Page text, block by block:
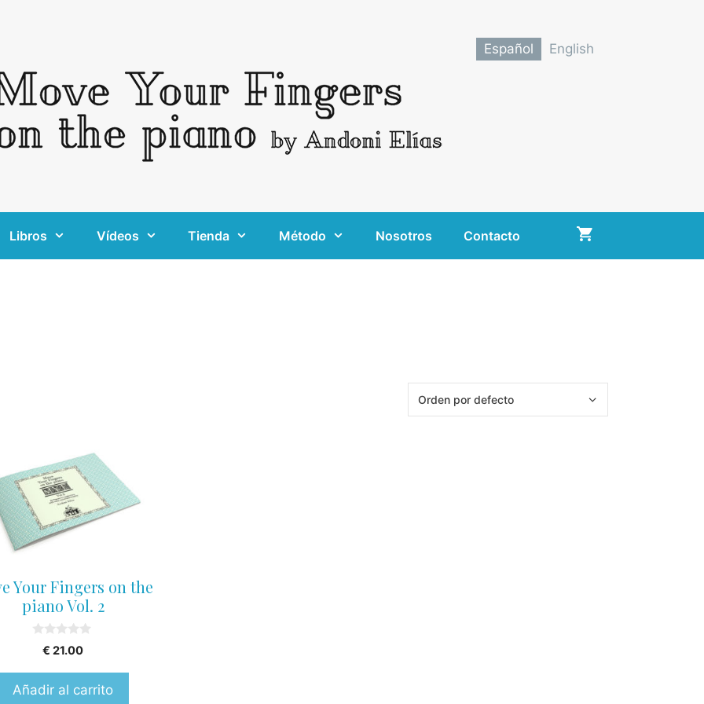
Español English
Libros Vídeos Tienda Método Nosotros Contacto
Your Fingers on the
piano Vol. 2
o
€ 21.00
Añadir al carrito